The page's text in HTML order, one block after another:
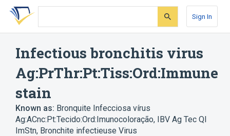
Skip
search
Skip
Skip
account
Sign In
Infectious bronchitis virus
Ag:PrThr:Pt:Tiss:Ord:Immune
stain
Known as: Bronquite Infecciosa vírus
Ag:ACnc:Pt:Tecido:Ord:Imunocoloração, IBV Ag Tec Ql
ImStn, Bronchite infectieuse Virus